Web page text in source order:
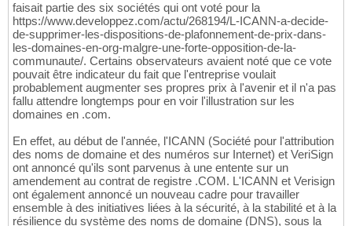
faisait partie des six sociétés qui ont voté pour la
https://www.developpez.com/actu/268194/L-ICANN-a-decide-
de-supprimer-les-dispositions-de-plafonnement-de-prix-dans-
les-domaines-en-org-malgre-une-forte-opposition-de-la-
communaute/. Certains observateurs avaient noté que ce vote
pouvait être indicateur du fait que l'entreprise voulait
probablement augmenter ses propres prix à l'avenir et il n'a pas
fallu attendre longtemps pour en voir l'illustration sur les
domaines en .com.
En effet, au début de l'année, l'ICANN (Société pour l'attribution
des noms de domaine et des numéros sur Internet) et VeriSign
ont annoncé qu'ils sont parvenus à une entente sur un
amendement au contrat de registre .COM. L'ICANN et Verisign
ont également annoncé un nouveau cadre pour travailler
ensemble à des initiatives liées à la sécurité, à la stabilité et à la
résilience du système des noms de domaine (DNS), sous la